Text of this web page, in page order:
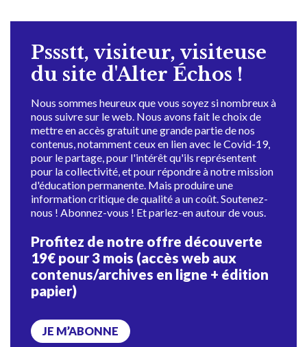
Pssstt, visiteur, visiteuse
du site d'Alter Échos !
Nous sommes heureux que vous soyez si nombreux à
nous suivre sur le web. Nous avons fait le choix de
mettre en accès gratuit une grande partie de nos
contenus, notamment ceux en lien avec le Covid-19,
pour le partage, pour l'intérêt qu'ils représentent
pour la collectivité, et pour répondre à notre mission
d'éducation permanente. Mais produire une
information critique de qualité a un coût. Soutenez-
nous ! Abonnez-vous ! Et parlez-en autour de vous.
Profitez de notre offre découverte
19€ pour 3 mois (accès web aux
contenus/archives en ligne + édition
papier)
JE M’ABONNE